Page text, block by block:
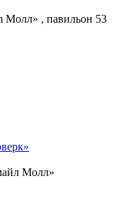
Молл» , павильон 53
Молл»